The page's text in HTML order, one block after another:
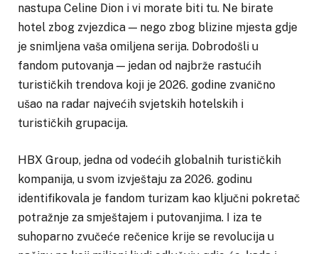
nastupa Celine Dion i vi morate biti tu. Ne birate
hotel zbog zvjezdica — nego zbog blizine mjesta gdje
je snimljena vaša omiljena serija. Dobrodošli u
fandom putovanja — jedan od najbrže rastućih
turističkih trendova koji je 2026. godine zvanično
ušao na radar najvećih svjetskih hotelskih i
turističkih grupacija.
HBX Group, jedna od vodećih globalnih turističkih
kompanija, u svom izvještaju za 2026. godinu
identifikovala je fandom turizam kao ključni pokretač
potražnje za smještajem i putovanjima. I iza te
suhoparno zvučeće rečenice krije se revolucija u